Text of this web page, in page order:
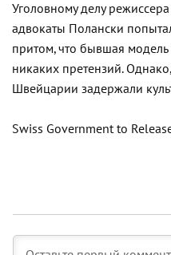
Уголовному делу
адвокаты Полански
притом, что бывшая
никаких претензий.
Швейцарии задержали
Swiss Government to